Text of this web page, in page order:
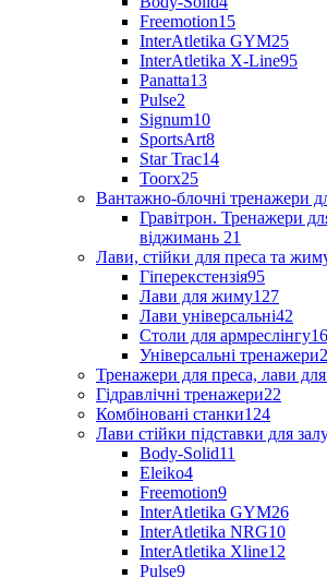
Freemotion15
InterAtletika GYM25
InterAtletika X-Line95
Panatta13
Pulse2
Signum10
SportsArt8
Star Trac14
Toorx25
Вантажно-блочні тренажери
Гравітрон. Тренажери
віджимань 21
Лави, стійки для преса та
Гіперекстензія95
Лави для жиму127
Лави універсальні42
Столи для армреслінгу16
Універсальні тренажери
Тренажери для преса, лави
Гідравлічні тренажери22
Комбіновані станки124
Лави стійки підставки для
Body-Solid11
Eleiko4
Freemotion9
InterAtletika GYM26
InterAtletika NRG10
InterAtletika Xline12
Pulse9